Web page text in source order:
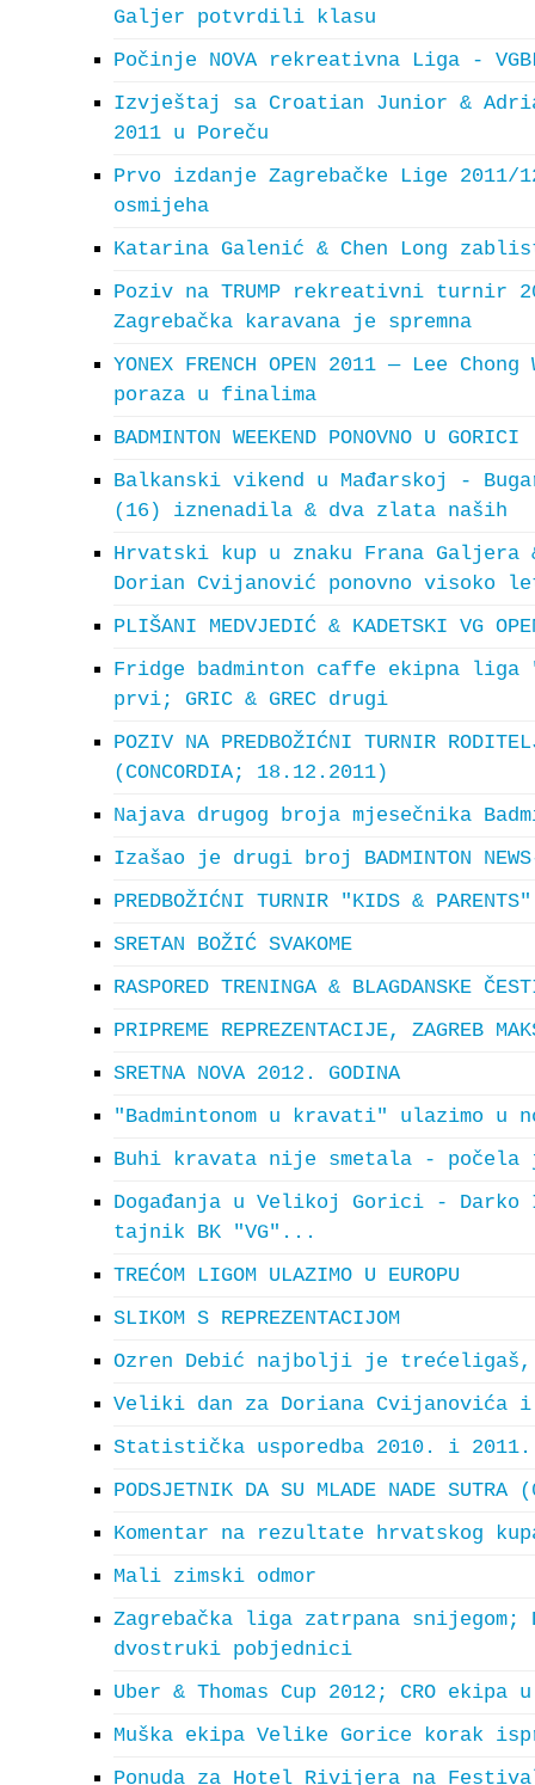
Galjer potvrdili klasu
Počinje NOVA rekreativna Liga -
Izvještaj sa Croatian Junior &
2011 u Poreču
Prvo izdanje Zagrebačke Lige 2011/
osmijeha
Katarina Galenić & Chen Long
Poziv na TRUMP rekreativni turnir
Zagrebačka karavana je spremna
YONEX FRENCH OPEN 2011 — Lee
poraza u finalima
BADMINTON WEEKEND PONOVNO U GORICI
Balkanski vikend u Mađarskoj -
(16) iznenadila & dva zlata naših
Hrvatski kup u znaku Frana Galjera
Dorian Cvijanović ponovno visoko
PLIŠANI MEDVJEDIĆ & KADETSKI VG
Fridge badminton caffe ekipna liga
prvi; GRIC & GREC drugi
POZIV NA PREDBOŽIĆNI TURNIR
(CONCORDIA; 18.12.2011)
Najava drugog broja mjesečnika
Izašao je drugi broj BADMINTON
PREDBOŽIĆNI TURNIR "KIDS &
SRETAN BOŽIĆ SVAKOME
RASPORED TRENINGA & BLAGDANSKE
PRIPREME REPREZENTACIJE, ZAGREB
SRETNA NOVA 2012. GODINA
"Badmintonom u kravati" ulazimo u
Buhi kravata nije smetala - počela
Događanja u Velikoj Gorici -
tajnik BK "VG"...
TREĆOM LIGOM ULAZIMO U EUROPU
SLIKOM S REPREZENTACIJOM
Ozren Debić najbolji je
Veliki dan za Doriana Cvijanovića i
Statistička usporedba 2010. i 2011.
PODSJETNIK DA SU MLADE NADE
Komentar na rezultate hrvatskog
Mali zimski odmor
Zagrebačka liga zatrpana
dvostruki pobjednici
Uber & Thomas Cup 2012; CRO ekipa
Muška ekipa Velike Gorice korak
Ponuda za Hotel Rivijera na